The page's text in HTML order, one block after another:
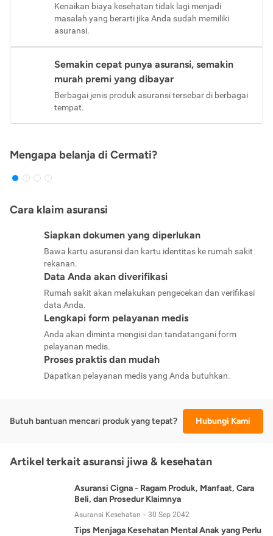
Kenaikan biaya kesehatan tidak lagi menjadi
masalah yang berarti jika Anda sudah memiliki
asuransi.
Semakin cepat punya asuransi, semakin
murah premi yang dibayar
Berbagai jenis produk asuransi tersebar di berbagai
tempat.
Mengapa belanja di Cermati?
Cara klaim asuransi
Siapkan dokumen yang diperlukan
Bawa kartu asuransi dan kartu identitas ke rumah sakit
rekanan.
Data Anda akan diverifikasi
Rumah sakit akan melakukan pengecekan dan verifikasi
data Anda.
Lengkapi form pelayanan medis
Anda akan diminta mengisi dan tandatangani form
pelayanan medis.
Proses praktis dan mudah
Dapatkan pelayanan medis yang Anda butuhkan.
Butuh bantuan mencari produk yang tepat? Hubungi Kami
Artikel terkait asuransi jiwa & kesehatan
Asuransi Cigna - Ragam Produk, Manfaat, Cara
Beli, dan Prosedur Klaimnya
Asuransi Kesehatan 30 Sep 2042
Tips Menjaga Kesehatan Mental Anak yang Perlu